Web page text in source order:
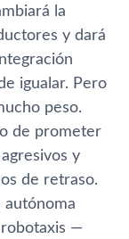
la
y dará
igualar. Pero
peso.
de prometer
y
de retraso.
autónoma
—